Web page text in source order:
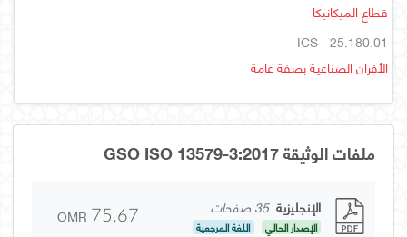
قطاع الميكانيكا
ICS - 25.180.01
الأفران الصناعية بصفة عامة
ملفات الوثيقة GSO ISO 13579-3:2017
الإنجليزية 35 صفحات
الإصدار الحالي اللغة المرجعية OMR 75.67